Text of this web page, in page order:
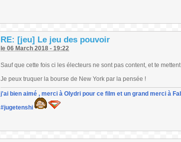
RE: [jeu] Le jeu des pouvoir
le 06 March 2018 - 19:22
Sauf que cette fois ci les électeurs ne sont pas content, et te
Je peux truquer la bourse de New York par la pensée !
j'ai bien aimé , merci à Olydri pour ce film et un grand merci à
#jugetenshi